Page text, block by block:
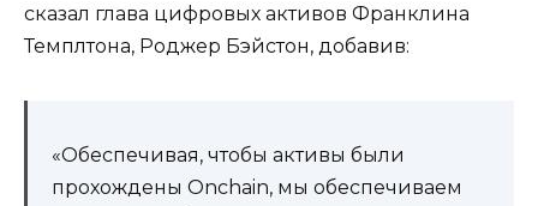
сказал глава цифровых активов Франклина
Темплтона, Роджер Бэйстон, добавив:
«Обеспечивая, чтобы активы были
прохождены Onchain, мы обеспечиваем